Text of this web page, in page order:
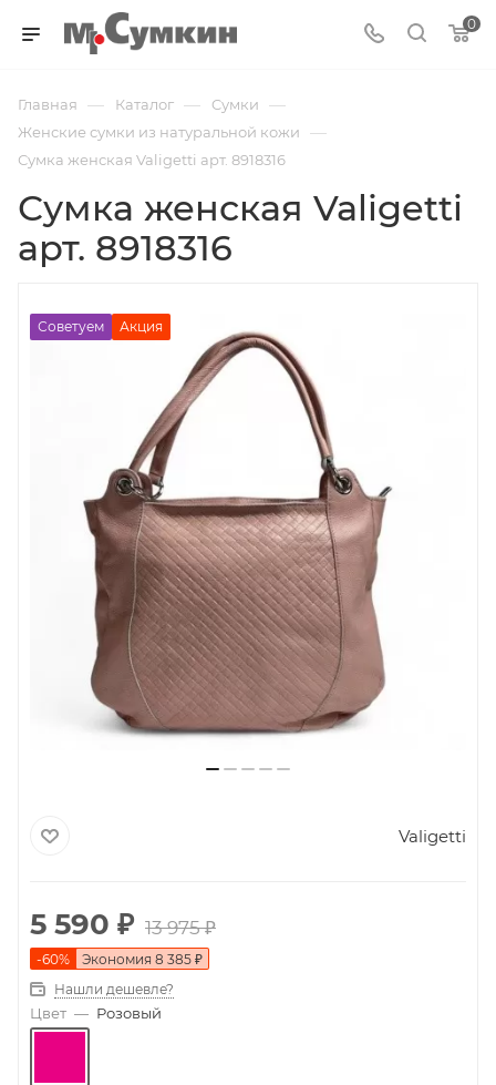
0
Главная — Каталог — Cумки —
Женские сумки из натуральной кожи —
Сумка женская Valigetti арт. 8918316
Сумка женская Valigetti
арт. 8918316
Советуем Акция
Valigetti
5 590 ₽ 13 975₽
-60% Экономия 8 385 ₽
Нашли дешевле?
Цвет — Розовый